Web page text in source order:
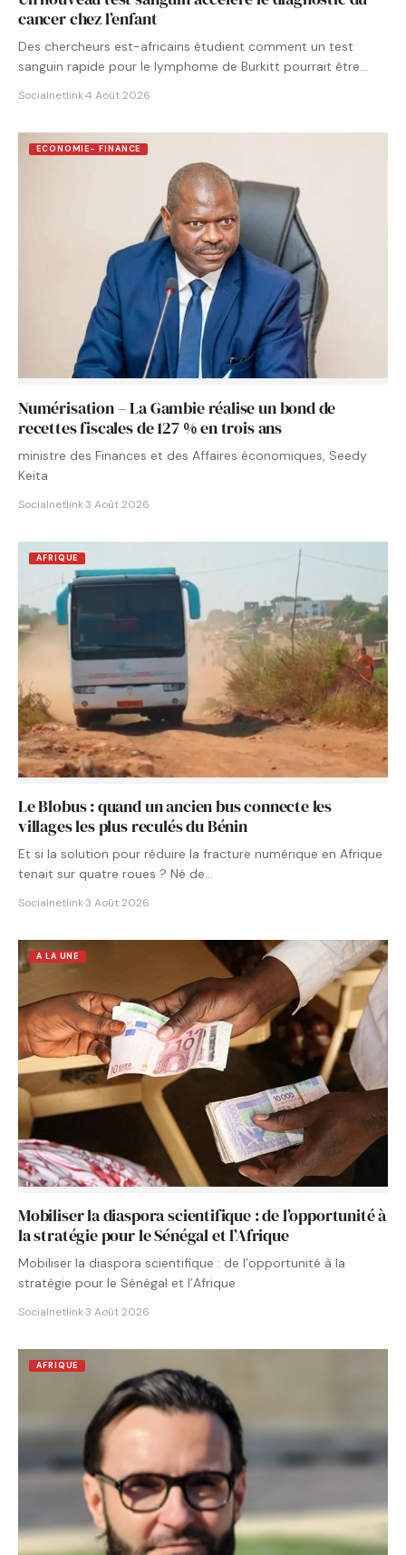
cancer chez l’enfant
Des chercheurs est-africains étudient comment un test
sanguin rapide pour le lymphome de Burkitt pourrait être
Socialnetlink·4 Août 2026
ECONOMIE- FINANCE
Numérisation – La Gambie réalise un bond de
recettes fiscales de 127 % en trois ans
ministre des Finances et des Affaires économiques, Seedy
Keita
Socialnetlink·3 Août 2026
AFRIQUE
Le Blobus : quand un ancien bus connecte les
villages les plus reculés du Bénin
Et si la solution pour réduire la fracture numérique en Afrique
tenait sur quatre roues ? Né de…
Socialnetlink·3 Août 2026
A LA UNE
Mobiliser la diaspora scientifique : de l’opportunité à
la stratégie pour le Sénégal et l’Afrique
Mobiliser la diaspora scientifique : de l’opportunité à la
stratégie pour le Sénégal et l’Afrique
Socialnetlink·3 Août 2026
AFRIQUE